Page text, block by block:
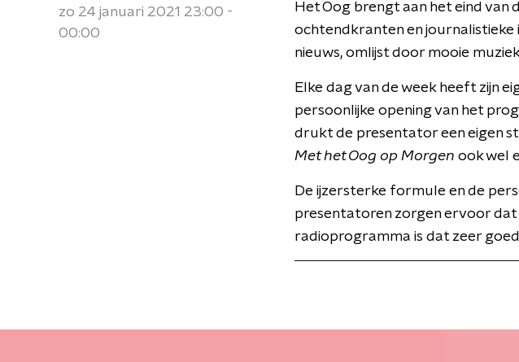
zo 24 januari 2021 23:00 -
00:00
Het Oog brengt aan het eind van
ochtendkranten en journalistieke
nieuws, omlijst door mooie
Elke dag van de week heeft zijn
persoonlijke opening van het
drukt de presentator een eigen
Met het Oog op Morgen ook wel
De ijzersterke formule en de
presentatoren zorgen ervoor dat
radioprogramma is dat zeer